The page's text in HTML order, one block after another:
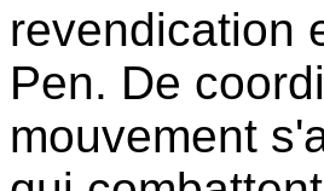
revendication
Pen. De
mouvement